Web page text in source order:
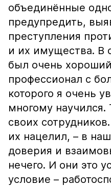
объединённые
предупредить,
преступления
и их имущества. В
был очень
профессионал с
которого я очень
многому научился.
своих
их нацелил, – в
доверия и
нечего. И они это
условие –